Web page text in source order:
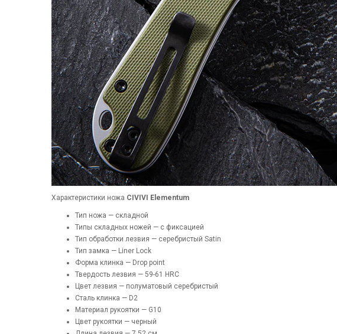
Характеристики ножа CIVIVI Elementum
Тип ножа — складной
Типы складных ножей — с фиксацией
Тип обработки лезвия — серебристый Satin
Тип замка — Liner Lock
Форма клинка — Drop point
Твердость лезвия — 59-61 HRC
Цвет лезвия — полуматовый серебристый
Сталь клинка — D2
Материал рукоятки — G10
Цвет рукоятки — черный